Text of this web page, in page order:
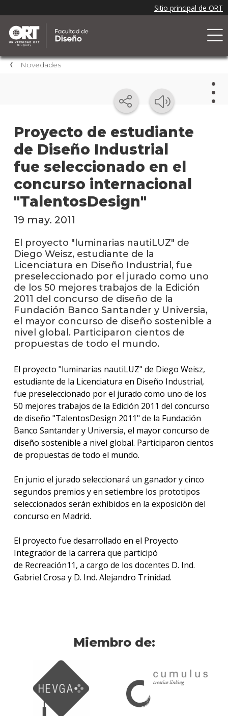
Novedades
Proyecto de estudiante
de Diseño Industrial
fue seleccionado en el
concurso internacional
"TalentosDesign"
La
19 may. 2011
El proyecto "luminarias nautiLUZ" de
Diego Weisz, estudiante de la
Licenciatura en Diseño Industrial, fue
preseleccionado por el jurado como uno
de los 50 mejores trabajos de la Edición
2011 del concurso de diseño de la
Fundación Banco Santander y Universia,
el mayor concurso de diseño sostenible a
nivel global. Participaron cientos de
propuestas de todo el mundo.
El proyecto "luminarias nautiLUZ" de Diego Weisz,
estudiante de la Licenciatura en Diseño Industrial,
fue preseleccionado por el jurado como uno de los
50 mejores trabajos de la Edición 2011 del concurso
de diseño "TalentosDesign 2011" de la Fundación
Banco Santander y Universia, el mayor concurso de
diseño sostenible a nivel global. Participaron cientos
de propuestas de todo el mundo.
En junio el jurado seleccionará un ganador y cinco
segundos premios y en setiembre los prototipos
seleccionados serán exhibidos en la exposición del
concurso en Madrid.
El proyecto fue desarrollado en el Proyecto
Integrador de la carrera que participó
de Recreación11, a cargo de los docentes D. Ind.
Gabriel Crosa y D. Ind. Alejandro Trinidad.
Miembro de: